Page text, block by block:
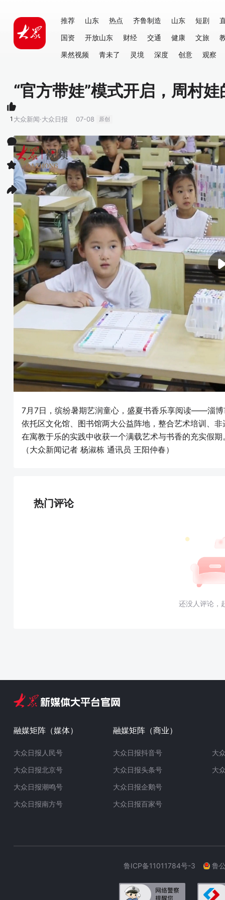
推荐 山东 热点 齐鲁制造 山东 短剧
国资
开放山东 财经 交通 健康 文旅
果然视频
青未了 灵境 深度 创意 观察
“官方带娃”模式开启，周村
大众新闻·大众日报 07-08 原创
7月7日，缤纷暑期艺润童心，盛夏书香乐享阅读——淄
依托区文化馆、图书馆两大公益阵地，整合艺术培训、
在寓教于乐的实践中收获一个满载艺术与书香的充实假期
（大众新闻记者 杨淑栋 通讯员 王阳仲春）
热门评论
还没人评论，
1
融媒矩阵（媒体）
大众日报人民号
大众日报北京号
大众日报潮鸣号
大众日报南方号
融媒矩阵（商业）
大众日报抖音号
大众日报头条号
大众日报企鹅号
大众日报百家号
大
大
鲁ICP备11011784号-3 鲁